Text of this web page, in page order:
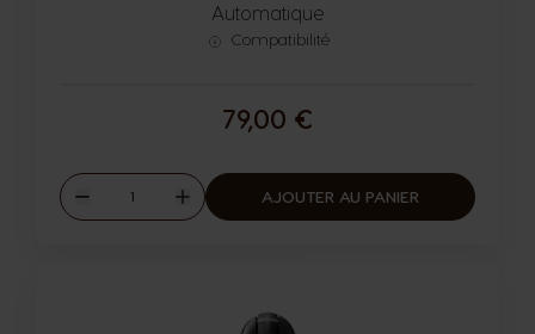
Automatique
Compatibilité
79,00 €
Diminuer
Quantité
Augmenter
AJOUTER AU PANIER